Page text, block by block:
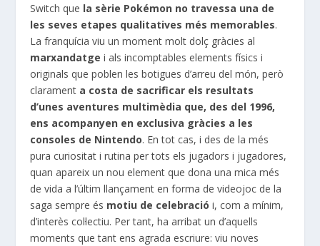
Switch que la sèrie Pokémon no travessa una de
les seves etapes qualitatives més memorables.
La franquícia viu un moment molt dolç gràcies al
marxandatge i als incomptables elements físics i
originals que poblen les botigues d’arreu del món, però
clarament a costa de sacrificar els resultats
d’unes aventures multimèdia que, des del 1996,
ens acompanyen en exclusiva gràcies a les
consoles de Nintendo. En tot cas, i des de la més
pura curiositat i rutina per tots els jugadors i jugadores,
quan apareix un nou element que dona una mica més
de vida a l’últim llançament en forma de videojoc de la
saga sempre és motiu de celebració i, com a mínim,
d’interès col·lectiu. Per tant, ha arribat un d’aquells
moments que tant ens agrada escriure: viu noves